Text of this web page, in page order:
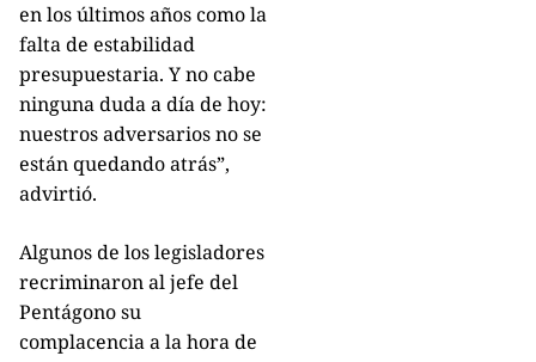
en los últimos años como la
falta de estabilidad
presupuestaria. Y no cabe
ninguna duda a día de hoy:
nuestros adversarios no se
están quedando atrás”,
advirtió.
Algunos de los legisladores
recriminaron al jefe del
Pentágono su
complacencia a la hora de